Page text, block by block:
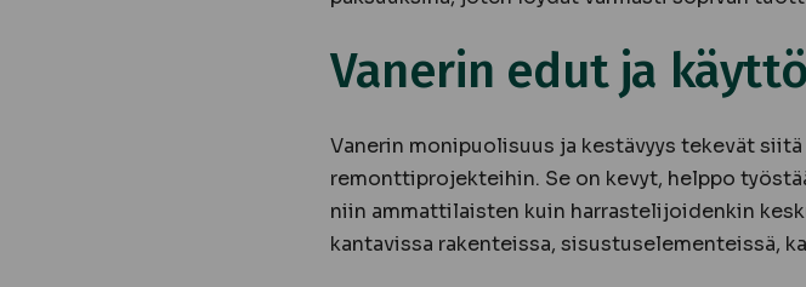
Vanerin edut ja
Vanerin monipuolisuus ja kestävyys tekevät
remonttiprojekteihin. Se on kevyt, helppo
niin ammattilaisten kuin harrastelijoidenkin
kantavissa rakenteissa, sisustuselementeissä,